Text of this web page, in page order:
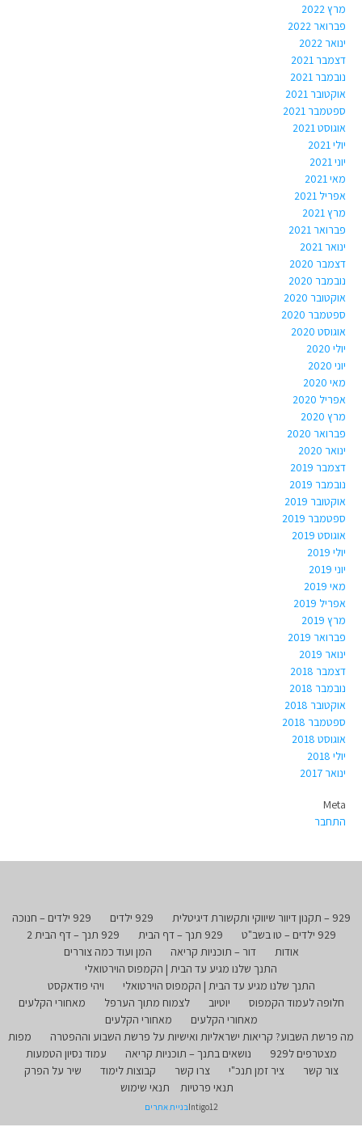
מרץ 2022
פברואר 2022
ינואר 2022
דצמבר 2021
נובמבר 2021
אוקטובר 2021
ספטמבר 2021
אוגוסט 2021
יולי 2021
יוני 2021
מאי 2021
אפריל 2021
מרץ 2021
פברואר 2021
ינואר 2021
דצמבר 2020
נובמבר 2020
אוקטובר 2020
ספטמבר 2020
אוגוסט 2020
יולי 2020
יוני 2020
מאי 2020
אפריל 2020
מרץ 2020
פברואר 2020
ינואר 2020
דצמבר 2019
נובמבר 2019
אוקטובר 2019
ספטמבר 2019
אוגוסט 2019
יולי 2019
יוני 2019
מאי 2019
אפריל 2019
מרץ 2019
פברואר 2019
ינואר 2019
דצמבר 2018
נובמבר 2018
אוקטובר 2018
ספטמבר 2018
אוגוסט 2018
יולי 2018
ינואר 2017
Meta
התחבר
929 – תקנון דיוור שיווקי ותקשורת דיגיטלית 929 ילדים
929 ילדים – חנוכה
929 ילדים – טו בשב"ט
929 תנך – דף הבית
929 תנך – דף הבית 2
אודות
דור – תוכניות קריאה
המן ועוד כמה צוררים
התנך שלנו מגיע עד הבית | הקמפוס הוירטואלי
התנך שלנו מגיע עד הבית | הקמפוס הוירטואלי
ויהי פודאקסט
חלופה לעמוד הקמפוס
יוטיוב לצמוח מתוך הערפל
מאחורי הקלעים
מאחורי הקלעים
מאחורי הקלעים
מה פרשת השבוע? קריאות ישראליות ואישיות על פרשת השבוע וההפטרה
מפות
מצטרפים ל929
נושאים בתנך – תוכניות קריאה
עמוד נסיון הטמעות
צור קשר
ציר זמן תנכ"י צרו קשר קבוצות לימוד
שיר על הפרק
תנאי פרטיות
תנאי שימוש
Intigo12בניית אתרים